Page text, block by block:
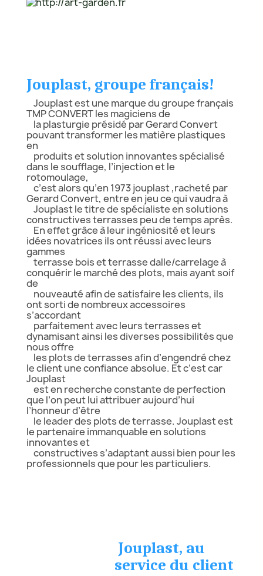
Jouplast, groupe français!
Jouplast est une marque du groupe français
TMP CONVERT les magiciens de
la plasturgie présidé par Gerard Convert
pouvant transformer les matière plastiques
en
produits et solution innovantes spécialisé
dans le soufflage, l’injection et le
rotomoulage,
c’est alors qu’en 1973 jouplast ,racheté par
Gerard Convert, entre en jeu ce qui vaudra à
Jouplast le titre de spécialiste en solutions
constructives terrasses peu de temps après.
En effet grâce à leur ingéniosité et leurs
idées novatrices ils ont réussi avec leurs
gammes
terrasse bois et terrasse dalle/carrelage à
conquérir le marché des plots, mais ayant soif
de
nouveauté afin de satisfaire les clients, ils
ont sorti de nombreux accessoires
s’accordant
parfaitement avec leurs terrasses et
dynamisant ainsi les diverses possibilités que
nous offre
les plots de terrasses afin d’engendré chez
le client une confiance absolue. Et c’est car
Jouplast
est en recherche constante de perfection
que l’on peut lui attribuer aujourd’hui
l’honneur d’être
le leader des plots de terrasse. Jouplast est
le partenaire immanquable en solutions
innovantes et
constructives s’adaptant aussi bien pour les
professionnels que pour les particuliers.
Jouplast, au
service du client